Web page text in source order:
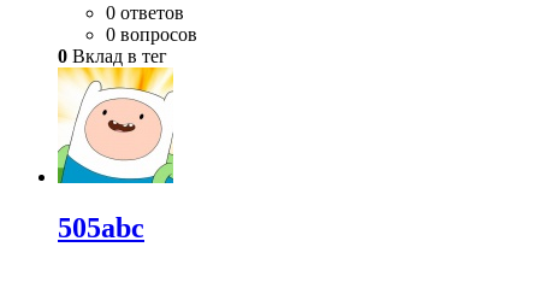
0 ответов
0 вопросов
0 Вклад в тег
505abc